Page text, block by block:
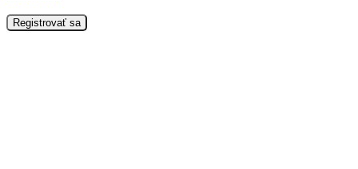
Registrovať sa